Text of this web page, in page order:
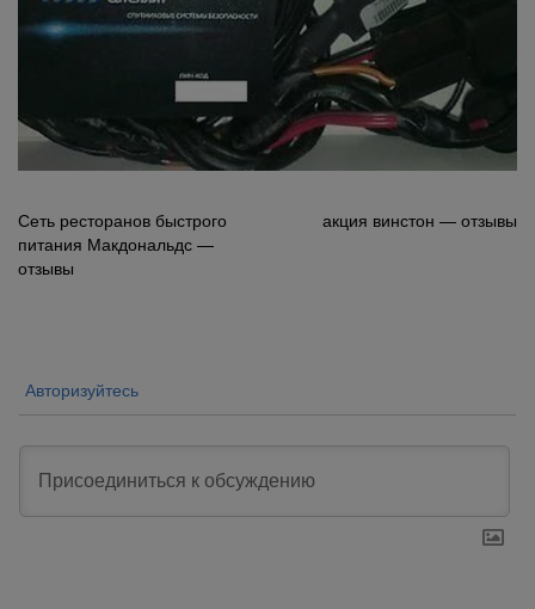
Навигация
по
Сеть ресторанов быстрого
питания Макдональдс —
отзывы
акция винстон — отзывы
Авторизуйтесь